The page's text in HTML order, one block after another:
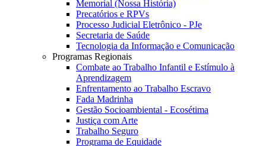
Memorial (Nossa História)
Precatórios e RPVs
Processo Judicial Eletrônico - PJe
Secretaria de Saúde
Tecnologia da Informação e Comunicação
Programas Regionais
Combate ao Trabalho Infantil e Estímulo à
Aprendizagem
Enfrentamento ao Trabalho Escravo
Fada Madrinha
Gestão Socioambiental - Ecosétima
Justiça com Arte
Trabalho Seguro
Programa de Equidade